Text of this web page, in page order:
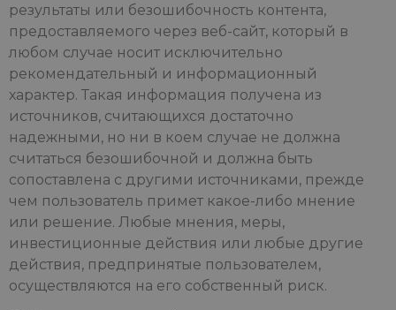
результаты или безошибочность контента,
предоставляемого через веб-сайт, который в
любом случае носит исключительно
рекомендательный и информационный
характер. Такая информация получена из
источников, считающихся достаточно
надежными, но ни в коем случае не должна
считаться безошибочной и должна быть
сопоставлена с другими источниками, прежде
чем пользователь примет какое-либо мнение
или решение. Любые мнения, меры,
инвестиционные действия или любые другие
действия, предпринятые пользователем,
осуществляются на его собственный риск.